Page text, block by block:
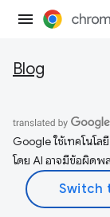
Blog
Google ใช้เทคโนโ
โดย AI อาจมีข้อผิดพ